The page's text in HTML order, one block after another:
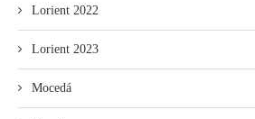
Lorient 2022
Lorient 2023
Mocedá